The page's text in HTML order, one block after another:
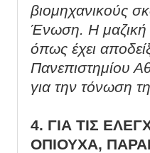
βιομηχανικούς
Ένωση. Η μαζική
όπως έχει
Πανεπιστημίου
για την τόνωση
4. ΓΙΑ ΤΙΣ
ΟΠΙΟΥΧΑ,